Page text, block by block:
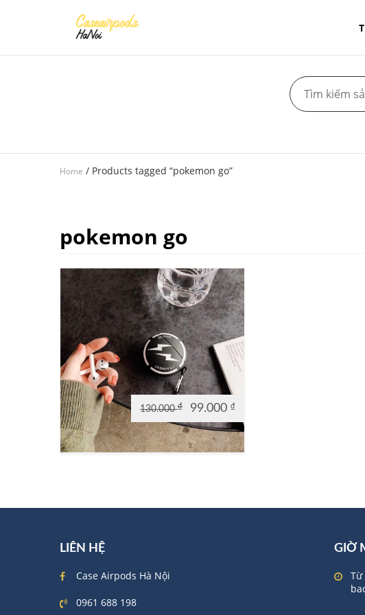
Home / Products tagged “pokemon go”
pokemon go
130.000₫
Original
price
was:
99.000 ₫
Current
price
is:
LIÊN HỆ
Case Airpods Hà Nội
0961 688 198
GIỜ
Từ